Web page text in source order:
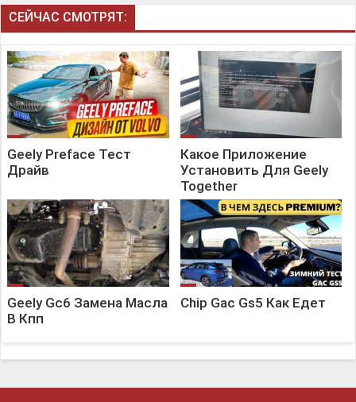
СЕЙЧАС СМОТРЯТ:
Geely Preface Тест
Драйв
Какое Приложение
Установить Для Geely
Together
Geely Gc6 Замена Масла
В Кпп
Chip Gac Gs5 Как Едет